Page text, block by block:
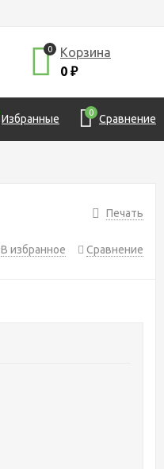
0
Корзина
0 ₽
Избранные 0 Сравнение
Печать
В избранное Сравнение